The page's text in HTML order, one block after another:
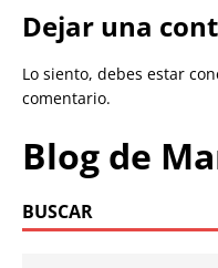
Dejar una
Lo siento, debes estar
comentario.
Blog de
BUSCAR